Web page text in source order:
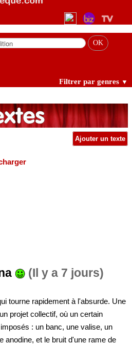
Filtrer par genres ▼
Ajouter un texte
(Il y a 7 jours)
tourne rapidement à l'absurde. Une
projet collectif, où un certain
: un banc, une valise, un
anodine, et le bruit d'une rame de